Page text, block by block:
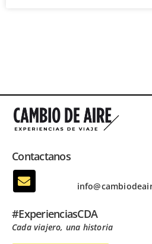
Contactanos
#ExperienciasCDA
Cada viajero, una historia